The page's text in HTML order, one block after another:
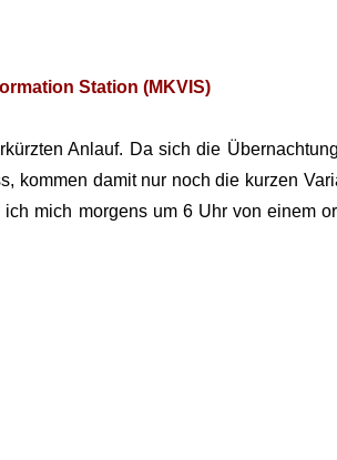
Station (MKVIS)
Anlauf. Da sich die
kommen damit nur noch die kurzen
mich morgens um 6 Uhr von einem